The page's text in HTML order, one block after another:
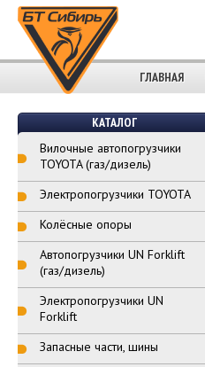
ГЛАВНАЯ
КАТАЛОГ
Вилочные автопогрузчики
TOYOTA (газ/дизель)
Электропогрузчики TOYOTA
Колёсные опоры
Автопогрузчики UN Forklift
(газ/дизель)
Электропогрузчики UN
Forklift
Запасные части, шины